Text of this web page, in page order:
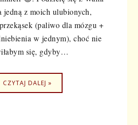
jedną z moich ulubionych,
(paliwo dla mózgu +
w jednym), choć nie
się, gdyby…
CZYTAJ DALEJ »